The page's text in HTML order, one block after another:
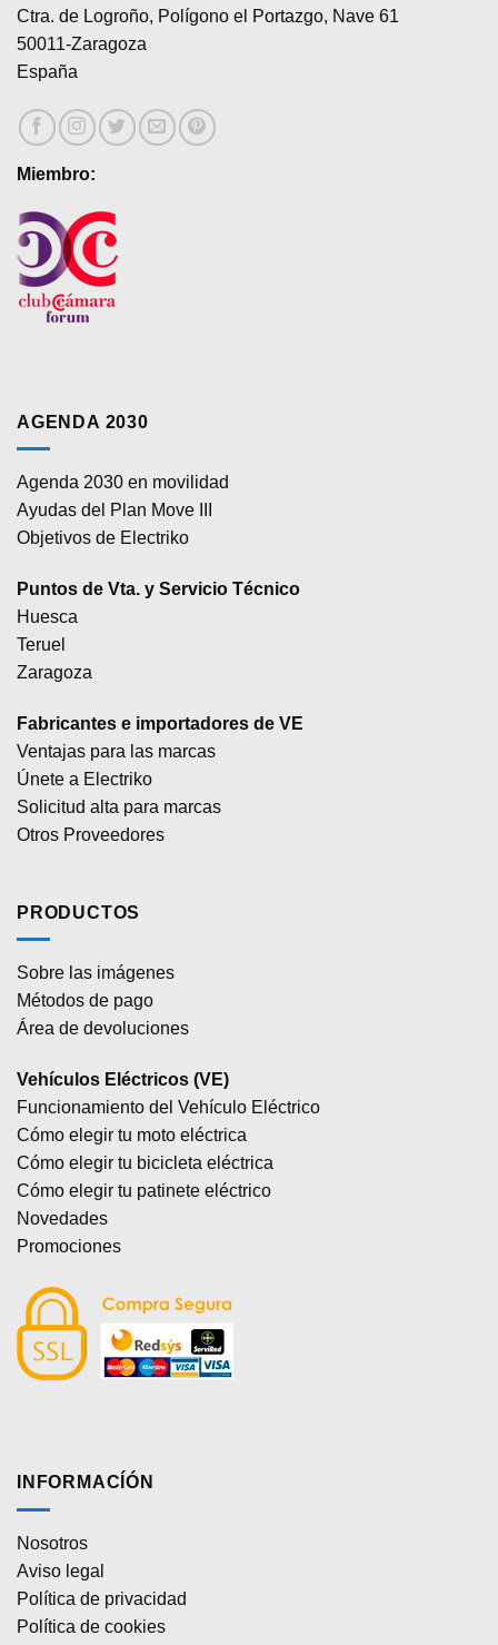
Ctra. de Logroño, Polígono el Portazgo, Nave 61
50011-Zaragoza
España
Miembro:
AGENDA 2030
Agenda 2030 en movilidad
Ayudas del Plan Move III
Objetivos de Electriko
Puntos de Vta. y Servicio Técnico
Huesca
Teruel
Zaragoza
Fabricantes e importadores de VE
Ventajas para las marcas
Únete a Electriko
Solicitud alta para marcas
Otros Proveedores
PRODUCTOS
Sobre las imágenes
Métodos de pago
Área de devoluciones
Vehículos Eléctricos (VE)
Funcionamiento del Vehículo Eléctrico
Cómo elegir tu moto eléctrica
Cómo elegir tu bicicleta eléctrica
Cómo elegir tu patinete eléctrico
Novedades
Promociones
INFORMACÍÓN
Nosotros
Aviso legal
Política de privacidad
Política de cookies